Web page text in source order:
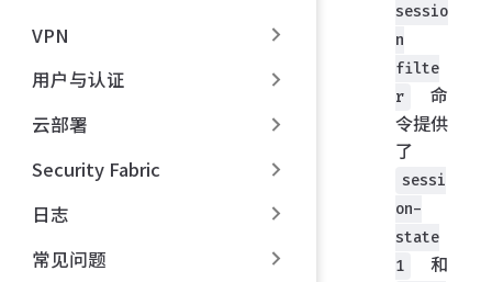
VPN
用户与认证
云部署
Security Fabric
日志
常见问题
sessio
n
filte
r
命
令提供
了
sessi
on-
state
1
和